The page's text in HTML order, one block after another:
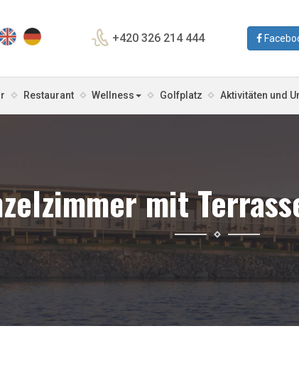
+420 326 214 444
Restaurant Wellness Golfplatz Aktivitäten und
mit